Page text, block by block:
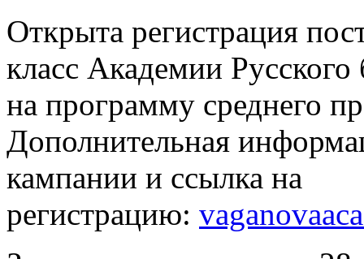
Открыта регистрация
класс Академии
на программу среднего
Дополнительная
кампании и ссылка на
регистрацию: